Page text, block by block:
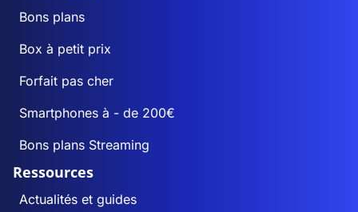
Bons plans
Box à petit prix
Forfait pas cher
Smartphones à - de 200€
Bons plans Streaming
Ressources
Actualités et guides